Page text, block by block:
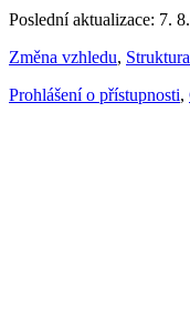
Poslední aktualizace: 7.
Změna vzhledu,
Prohlášení o přístupnosti,